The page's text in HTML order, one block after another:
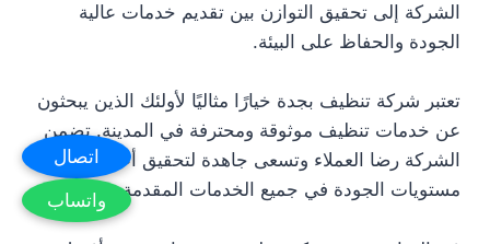
الشركة إلى تحقيق التوازن بين تقديم خدمات عالية
الجودة والحفاظ على البيئة.
تعتبر شركة تنظيف بجدة خيارًا مثاليًا لأولئك الذين يبحثون
عن خدمات تنظيف موثوقة ومحترفة في المدينة. تضمن
الشركة رضا العملاء وتسعى جاهدة لتحقيق أعلى
مستويات الجودة في جميع الخدمات المقدمة.
اتصال
واتساب